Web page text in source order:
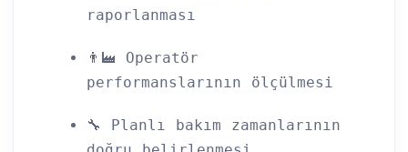
raporlanması
👨‍🏭 Operatör
performanslarının ölçülmesi
🔧 Planlı bakım zamanlarının